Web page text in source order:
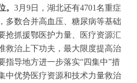
。 3月9日，湖北还有4701名重症
多数合并高血压、糖尿病等基础
抢抓援鄂医护力量、医疗资源汇
救治上下功夫，最大限度提高治
指导地方进一步落实“四集中”措
中优势医疗资源和技术力量救治